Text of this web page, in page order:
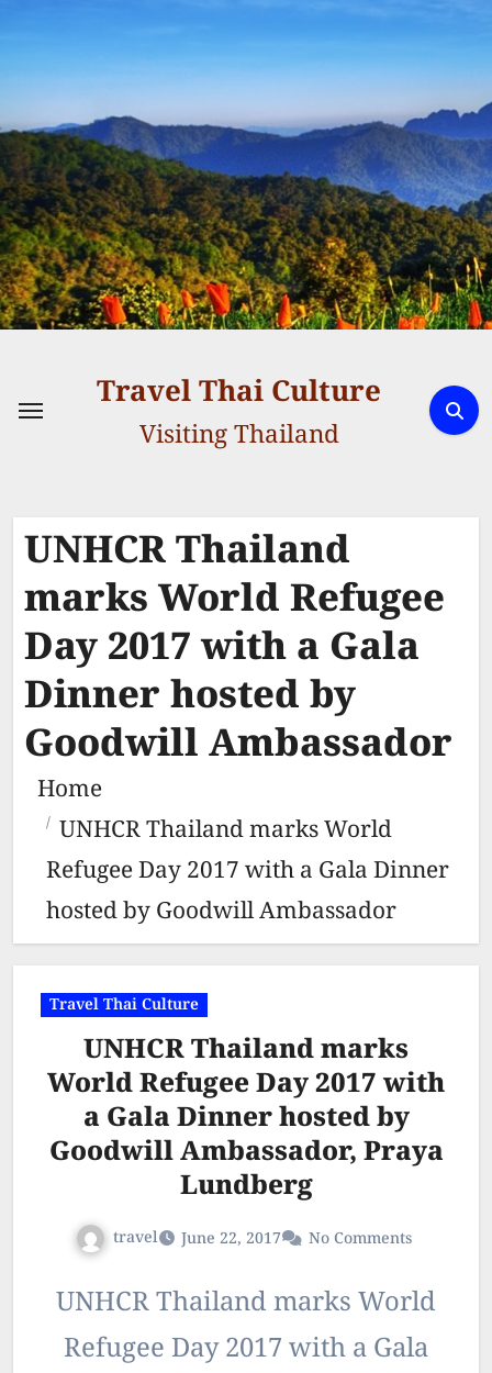
content
Travel Thai Culture
Visiting Thailand
UNHCR Thailand
marks World Refugee
Day 2017 with a Gala
Dinner hosted by
Goodwill Ambassador
Home
UNHCR Thailand marks World
Refugee Day 2017 with a Gala Dinner
hosted by Goodwill Ambassador
Travel Thai Culture
UNHCR Thailand marks
World Refugee Day 2017 with
a Gala Dinner hosted by
Goodwill Ambassador, Praya
Lundberg
travel June 22, 2017 No Comments
UNHCR Thailand marks World
Refugee Day 2017 with a Gala